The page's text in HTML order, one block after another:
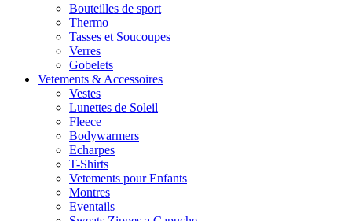
Bouteilles de sport
Thermo
Tasses et Soucoupes
Verres
Gobelets
Vetements & Accessoires
Vestes
Lunettes de Soleil
Fleece
Bodywarmers
Echarpes
T-Shirts
Vetements pour Enfants
Montres
Eventails